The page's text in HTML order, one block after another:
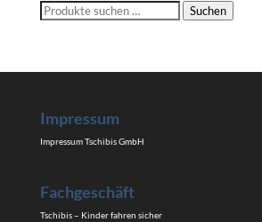
Suchen
Suchen
Impressum
Impressum Tschibis GmbH
Fachgeschäft
Tschibis – Kinder fahren sicher